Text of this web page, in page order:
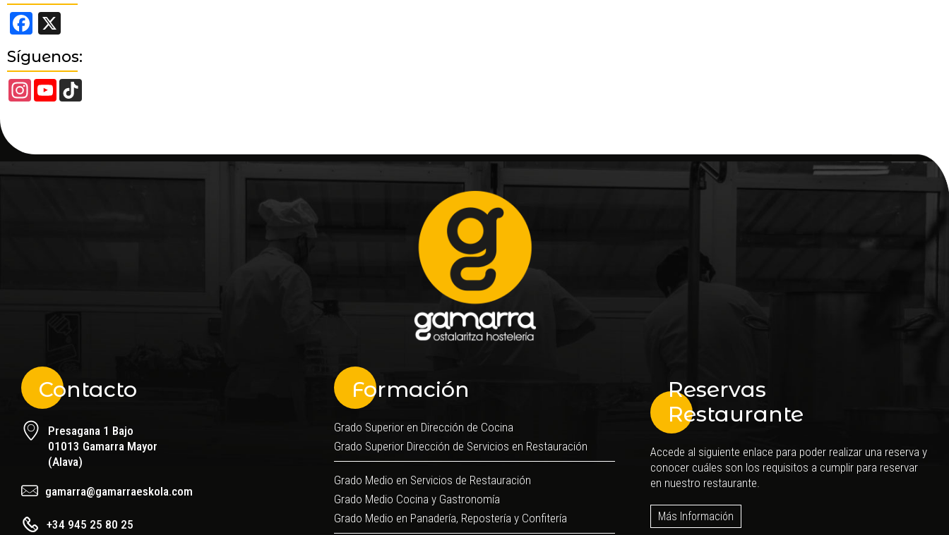
Facebook
Síguenos:
Instagram
YouTube
Channel
Contacto
Presagana 1 Bajo
01013 Gamarra Mayor
(Alava)
gamarra@gamarraeskola.com
+34 945 25 80 25
Formación
Grado Superior en Dirección de Cocina
Grado Superior Dirección de Servicios en Restauración
Grado Medio en Servicios de Restauración
Grado Medio Cocina y Gastronomía
Grado Medio en Panadería, Repostería y Confitería
Reservas
Restaurante
Accede al siguiente enlace para poder realizar una reserva y
conocer cuáles son los requisitos a cumplir para reservar
en nuestro restaurante.
Más Información